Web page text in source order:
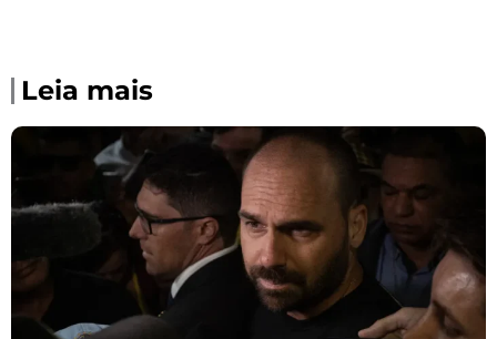
Leia mais